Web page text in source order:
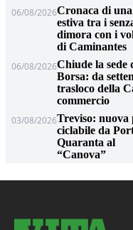
06/08/2026Cronaca di
estiva tra i
dimora con i
di Caminantes
06/08/2026Chiude la sede
Borsa: da
trasloco della
commercio
03/08/2026Treviso: nuova
ciclabile da
Quaranta al
“Canova”